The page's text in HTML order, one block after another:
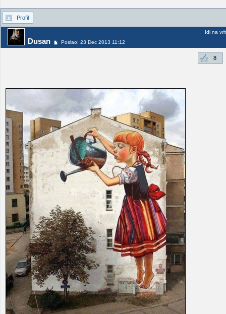
Profil
Dusan Poslao: 23 Dec 2013 11:12
Idi na vrh
8